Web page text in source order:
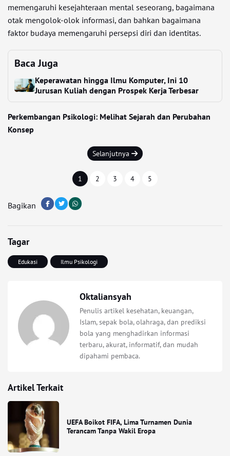
memengaruhi kesejahteraan mental seseorang, bagaimana
otak mengolok-olok informasi, dan bahkan bagaimana
faktor budaya memengaruhi persepsi diri dan identitas.
Baca Juga
Keperawatan hingga Ilmu Komputer, Ini 10
Jurusan Kuliah dengan Prospek Kerja Terbesar
Perkembangan Psikologi: Melihat Sejarah dan Perubahan
Konsep
Selanjutnya
1 2 3 4 5
Bagikan
Tagar
Edukasi Ilmu Psikologi
Oktaliansyah
Penulis artikel kesehatan, keuangan,
Islam, sepak bola, olahraga, dan prediksi
bola yang menghadirkan informasi
terbaru, akurat, informatif, dan mudah
dipahami pembaca.
Artikel Terkait
UEFA Boikot FIFA, Lima Turnamen Dunia
Terancam Tanpa Wakil Eropa